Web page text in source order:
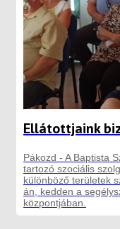
Ellátottjaink
Pákozd - A Baptista
tartozó szociális
különböző területek
án, kedden a
központjában.